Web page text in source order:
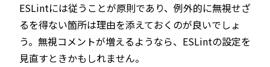
ESLintには従うことが原則であり、例外的に無視せざ
るを得ない箇所は理由を添えておくのが良いでしょ
う。無視コメントが増えるようなら、ESLintの設定を
見直すときかもしれません。